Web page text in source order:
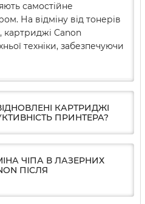
самостійне
На відміну від тонерів
картриджі Canon
техніки, забезпечуючи
КАРТРИДЖІ
ПРИНТЕРА?
ЧІПА В ЛАЗЕРНИХ
ПІСЛЯ